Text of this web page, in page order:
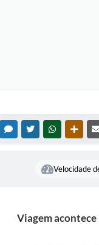
MESSENGER
TWITTERWHATSAPP
Velocidade
Viagem acontece